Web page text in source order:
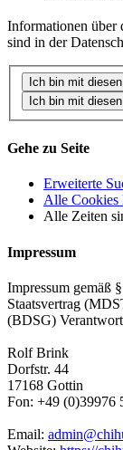
Informationen über
sind in der
Gehe zu Seite
Erweiterte
Alle Cookies
Alle Zeiten
Impressum
Impressum gemäß
Staatsvertrag
(BDSG)
Rolf Brink
Dorfstr. 44
17168 Gottin
Fon: +49 (0)39976
Email: